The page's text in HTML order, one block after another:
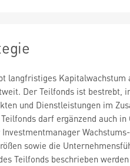
langfristiges
Der Teilfonds ist bestrebt,
und Dienstleistungen im
darf ergänzend auch
sowie die
Teilfonds beschrieben